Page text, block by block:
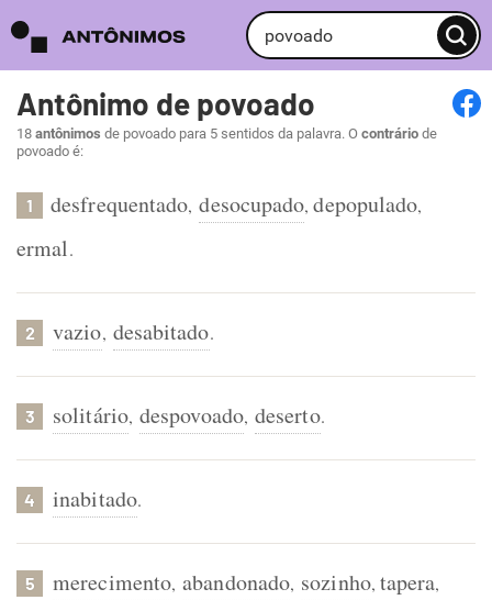
Antônimo de povoado
18 antônimos de povoado para 5 sentidos da palavra. O contrário de
povoado é:
1 desfrequentado, desocupado,depopulado,
ermal.
2 vazio, desabitado.
3 solitário, despovoado, deserto.
4 inabitado.
5 merecimento, abandonado, sozinho, tapera,